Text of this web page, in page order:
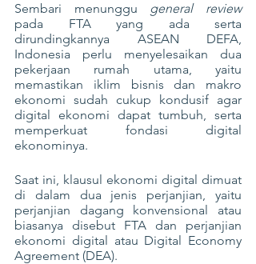
Sembari menunggu general review
pada FTA yang ada serta
dirundingkannya ASEAN DEFA,
Indonesia perlu menyelesaikan dua
pekerjaan rumah utama, yaitu
memastikan iklim bisnis dan makro
ekonomi sudah cukup kondusif agar
digital ekonomi dapat tumbuh, serta
memperkuat fondasi digital
ekonominya.
Saat ini, klausul ekonomi digital dimuat
di dalam dua jenis perjanjian, yaitu
perjanjian dagang konvensional atau
biasanya disebut FTA dan perjanjian
ekonomi digital atau Digital Economy
Agreement (DEA).